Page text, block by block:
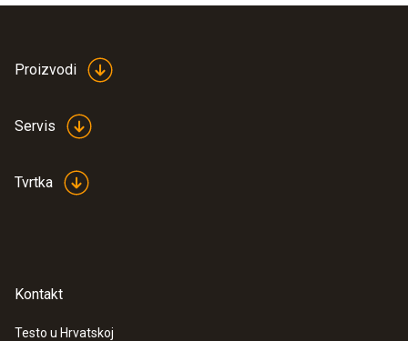
Proizvodi
Servis
Tvrtka
Kontakt
Testo u Hrvatskoj